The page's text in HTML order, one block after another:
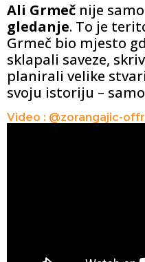
Ali Grmeč nije
gledanje. To je
Grmeč bio mjesto
sklapali saveze,
planirali velike
svoju istoriju –
Video : @zorangajic-